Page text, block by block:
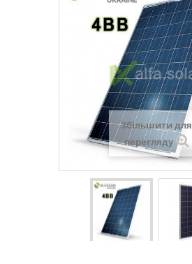
Збільшити для
перегляду